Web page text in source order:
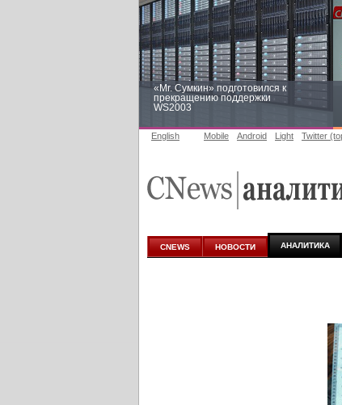
«Mr. Сумкин» подготовился к
прекращению поддержки
WS2003
аналитике
English Mobile Android Light Twitter
CNEWS НОВОСТИ АНАЛИТИКА